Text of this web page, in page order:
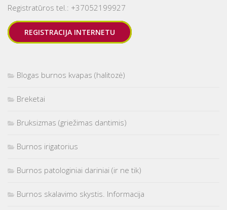
Registratūros tel.: +37052199927
REGISTRACIJA INTERNETU
Blogas burnos kvapas (halitozė)
Breketai
Bruksizmas (griežimas dantimis)
Burnos irigatorius
Burnos patologiniai dariniai (ir ne tik)
Burnos skalavimo skystis. Informacija